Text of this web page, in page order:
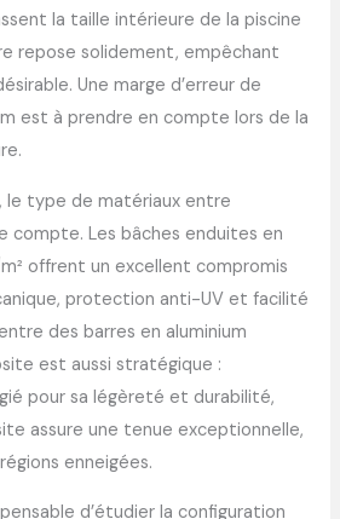
la taille intérieure de la piscine
repose solidement, empêchant
Une marge d’erreur de
est à prendre en compte lors de la
le type de matériaux entre
compte. Les bâches enduites en
offrent un excellent compromis
protection anti-UV et facilité
des barres en aluminium
est aussi stratégique :
pour sa légèreté et durabilité,
assure une tenue exceptionnelle,
enneigées.
d’étudier la configuration